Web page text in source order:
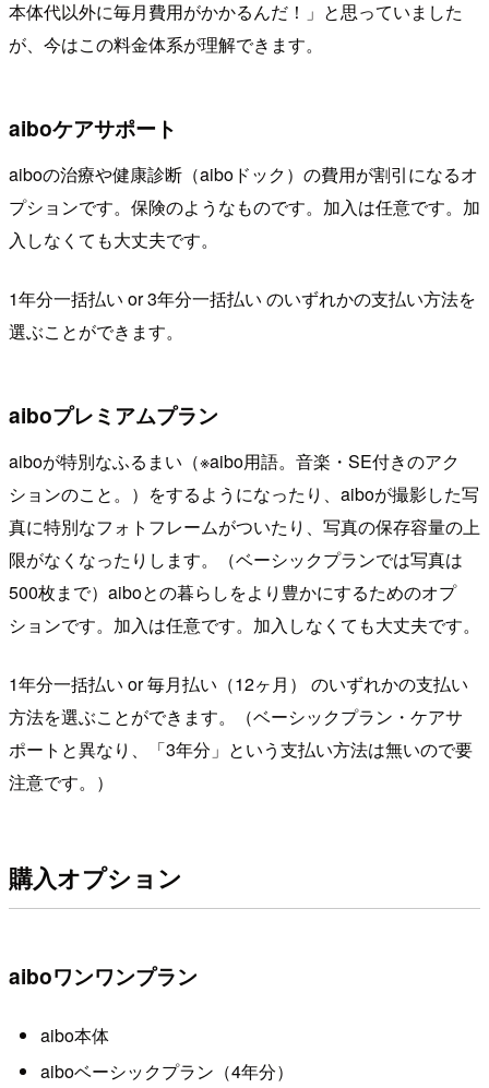
本体代以外に毎月費用がかかるんだ！」と思っていました
が、今はこの料金体系が理解できます。
aiboケアサポート
aiboの治療や健康診断（aiboドック）の費用が割引になるオ
プションです。保険のようなものです。加入は任意です。加
入しなくても大丈夫です。
1年分一括払い or 3年分一括払い のいずれかの支払い方法を
選ぶことができます。
aiboプレミアムプラン
aiboが特別なふるまい（※aibo用語。音楽・SE付きのアク
ションのこと。）をするようになったり、aiboが撮影した写
真に特別なフォトフレームがついたり、写真の保存容量の上
限がなくなったりします。（ベーシックプランでは写真は
500枚まで）aiboとの暮らしをより豊かにするためのオプ
ションです。加入は任意です。加入しなくても大丈夫です。
1年分一括払い or 毎月払い（12ヶ月） のいずれかの支払い
方法を選ぶことができます。（ベーシックプラン・ケアサ
ポートと異なり、「3年分」という支払い方法は無いので要
注意です。）
購入オプション
aiboワンワンプラン
aibo本体
aiboベーシックプラン（4年分）